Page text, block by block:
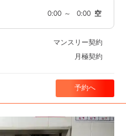
0:00 ～ 0:00 空
マンスリー契約
月極契約
予約へ